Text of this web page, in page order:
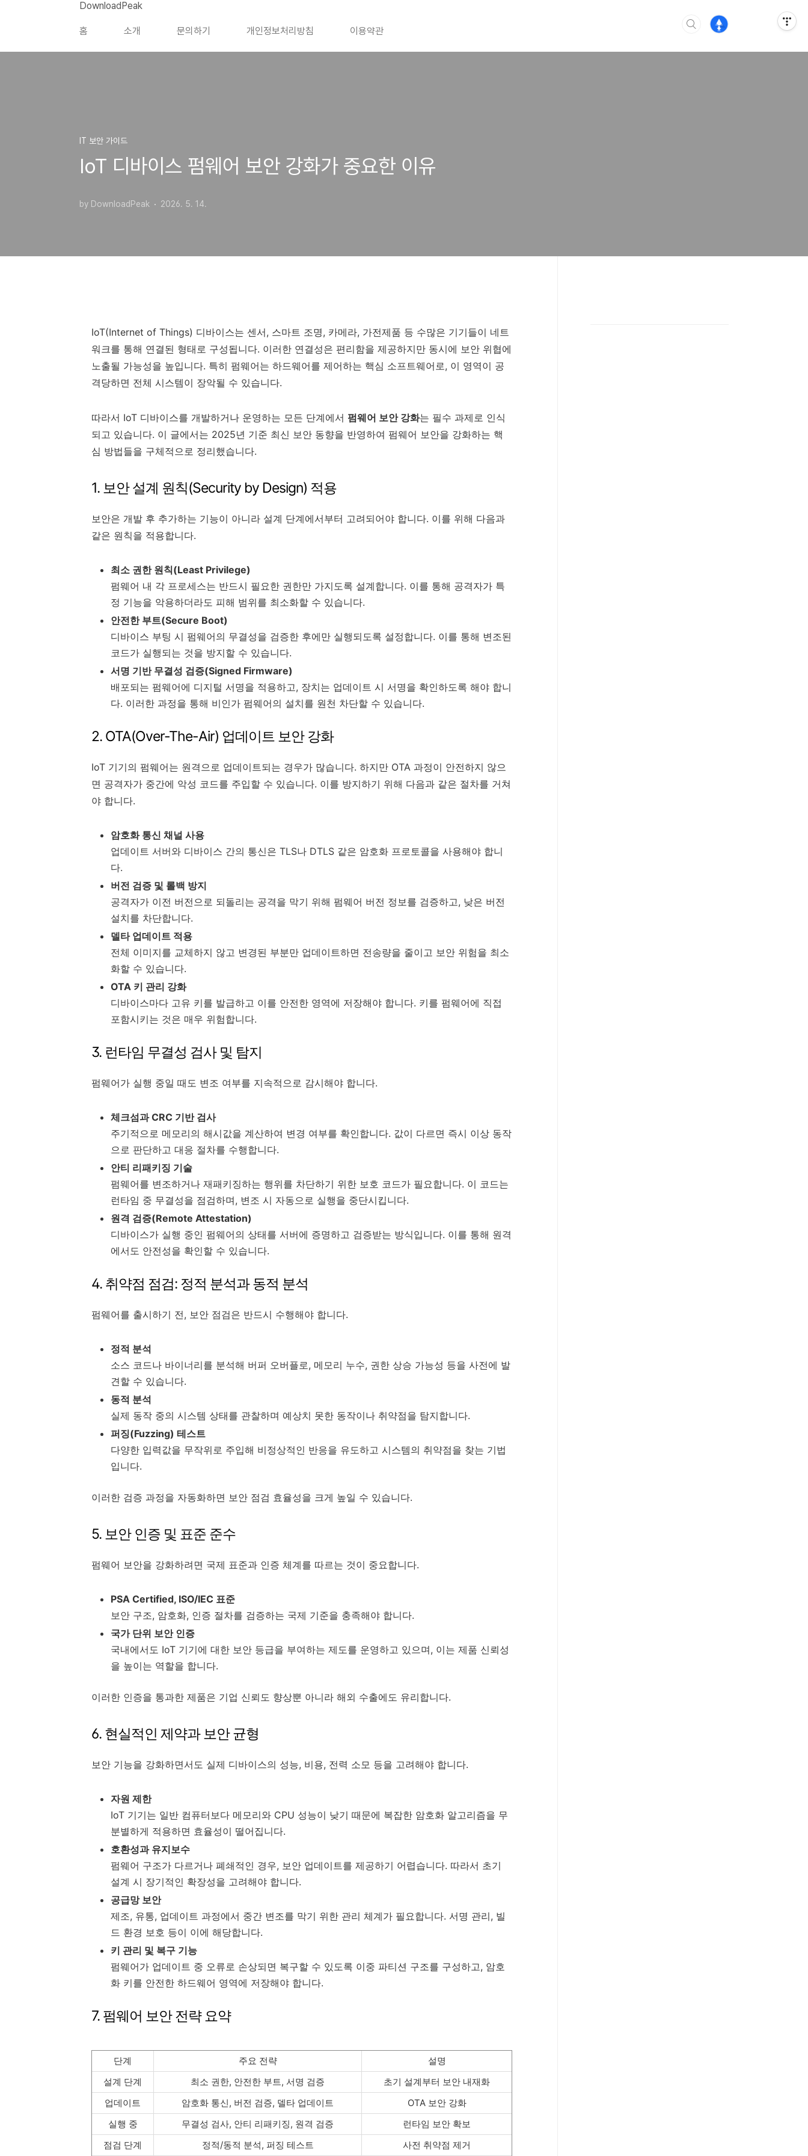
DownloadPeak
홈 소개 문의하기 개인정보처리방침 이용약관
IT 보안 가이드
IoT 디바이스 펌웨어 보안 강화가 중요한 이유
by DownloadPeak 2026. 5. 14.
IoT(Internet of Things) 디바이스는 센서, 스마트 조명, 카메라, 가전제품 등 수많은 기기들이 네트
워크를 통해 연결된 형태로 구성됩니다. 이러한 연결성은 편리함을 제공하지만 동시에 보안 위협에
노출될 가능성을 높입니다. 특히 펌웨어는 하드웨어를 제어하는 핵심 소프트웨어로, 이 영역이 공
격당하면 전체 시스템이 장악될 수 있습니다.
따라서 IoT 디바이스를 개발하거나 운영하는 모든 단계에서 펌웨어 보안 강화는 필수 과제로 인식
되고 있습니다. 이 글에서는 2025년 기준 최신 보안 동향을 반영하여 펌웨어 보안을 강화하는 핵
심 방법들을 구체적으로 정리했습니다.
1. 보안 설계 원칙(Security by Design) 적용
보안은 개발 후 추가하는 기능이 아니라 설계 단계에서부터 고려되어야 합니다. 이를 위해 다음과
같은 원칙을 적용합니다.
최소 권한 원칙(Least Privilege)
펌웨어 내 각 프로세스는 반드시 필요한 권한만 가지도록 설계합니다. 이를 통해 공격자가 특
정 기능을 악용하더라도 피해 범위를 최소화할 수 있습니다.
안전한 부트(Secure Boot)
디바이스 부팅 시 펌웨어의 무결성을 검증한 후에만 실행되도록 설정합니다. 이를 통해 변조된
코드가 실행되는 것을 방지할 수 있습니다.
서명 기반 무결성 검증(Signed Firmware)
배포되는 펌웨어에 디지털 서명을 적용하고, 장치는 업데이트 시 서명을 확인하도록 해야 합니
다. 이러한 과정을 통해 비인가 펌웨어의 설치를 원천 차단할 수 있습니다.
2. OTA(Over-The-Air) 업데이트 보안 강화
IoT 기기의 펌웨어는 원격으로 업데이트되는 경우가 많습니다. 하지만 OTA 과정이 안전하지 않으
면 공격자가 중간에 악성 코드를 주입할 수 있습니다. 이를 방지하기 위해 다음과 같은 절차를 거쳐
야 합니다.
암호화 통신 채널 사용
업데이트 서버와 디바이스 간의 통신은 TLS나 DTLS 같은 암호화 프로토콜을 사용해야 합니
다.
버전 검증 및 롤백 방지
공격자가 이전 버전으로 되돌리는 공격을 막기 위해 펌웨어 버전 정보를 검증하고, 낮은 버전
설치를 차단합니다.
델타 업데이트 적용
전체 이미지를 교체하지 않고 변경된 부분만 업데이트하면 전송량을 줄이고 보안 위험을 최소
화할 수 있습니다.
OTA 키 관리 강화
디바이스마다 고유 키를 발급하고 이를 안전한 영역에 저장해야 합니다. 키를 펌웨어에 직접
포함시키는 것은 매우 위험합니다.
3. 런타임 무결성 검사 및 탐지
펌웨어가 실행 중일 때도 변조 여부를 지속적으로 감시해야 합니다.
체크섬과 CRC 기반 검사
주기적으로 메모리의 해시값을 계산하여 변경 여부를 확인합니다. 값이 다르면 즉시 이상 동작
으로 판단하고 대응 절차를 수행합니다.
안티 리패키징 기술
펌웨어를 변조하거나 재패키징하는 행위를 차단하기 위한 보호 코드가 필요합니다. 이 코드는
런타임 중 무결성을 점검하며, 변조 시 자동으로 실행을 중단시킵니다.
원격 검증(Remote Attestation)
디바이스가 실행 중인 펌웨어의 상태를 서버에 증명하고 검증받는 방식입니다. 이를 통해 원격
에서도 안전성을 확인할 수 있습니다.
4. 취약점 점검: 정적 분석과 동적 분석
펌웨어를 출시하기 전, 보안 점검은 반드시 수행해야 합니다.
정적 분석
소스 코드나 바이너리를 분석해 버퍼 오버플로, 메모리 누수, 권한 상승 가능성 등을 사전에 발
견할 수 있습니다.
동적 분석
실제 동작 중의 시스템 상태를 관찰하며 예상치 못한 동작이나 취약점을 탐지합니다.
퍼징(Fuzzing) 테스트
다양한 입력값을 무작위로 주입해 비정상적인 반응을 유도하고 시스템의 취약점을 찾는 기법
입니다.
이러한 검증 과정을 자동화하면 보안 점검 효율성을 크게 높일 수 있습니다.
5. 보안 인증 및 표준 준수
펌웨어 보안을 강화하려면 국제 표준과 인증 체계를 따르는 것이 중요합니다.
PSA Certified, ISO/IEC 표준
보안 구조, 암호화, 인증 절차를 검증하는 국제 기준을 충족해야 합니다.
국가 단위 보안 인증
국내에서도 IoT 기기에 대한 보안 등급을 부여하는 제도를 운영하고 있으며, 이는 제품 신뢰성
을 높이는 역할을 합니다.
이러한 인증을 통과한 제품은 기업 신뢰도 향상뿐 아니라 해외 수출에도 유리합니다.
6. 현실적인 제약과 보안 균형
보안 기능을 강화하면서도 실제 디바이스의 성능, 비용, 전력 소모 등을 고려해야 합니다.
자원 제한
IoT 기기는 일반 컴퓨터보다 메모리와 CPU 성능이 낮기 때문에 복잡한 암호화 알고리즘을 무
분별하게 적용하면 효율성이 떨어집니다.
호환성과 유지보수
펌웨어 구조가 다르거나 폐쇄적인 경우, 보안 업데이트를 제공하기 어렵습니다. 따라서 초기
설계 시 장기적인 확장성을 고려해야 합니다.
공급망 보안
제조, 유통, 업데이트 과정에서 중간 변조를 막기 위한 관리 체계가 필요합니다. 서명 관리, 빌
드 환경 보호 등이 이에 해당합니다.
키 관리 및 복구 기능
펌웨어가 업데이트 중 오류로 손상되면 복구할 수 있도록 이중 파티션 구조를 구성하고, 암호
화 키를 안전한 하드웨어 영역에 저장해야 합니다.
7. 펌웨어 보안 전략 요약
단계 주요 전략
설명
설계 단계
최소 권한, 안전한 부트, 서명 검증
초기 설계부터 보안 내재화
업데이트
암호화 통신, 버전 검증, 델타 업데이트
OTA 보안 강화
실행 중
무결성 검사, 안티 리패키징, 원격 검증
런타임 보안 확보
점검 단계
정적/동적 분석, 퍼징 테스트 사전 취약점 제거